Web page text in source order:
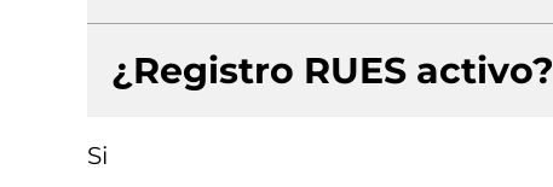
¿Registro RUES activo?
Si